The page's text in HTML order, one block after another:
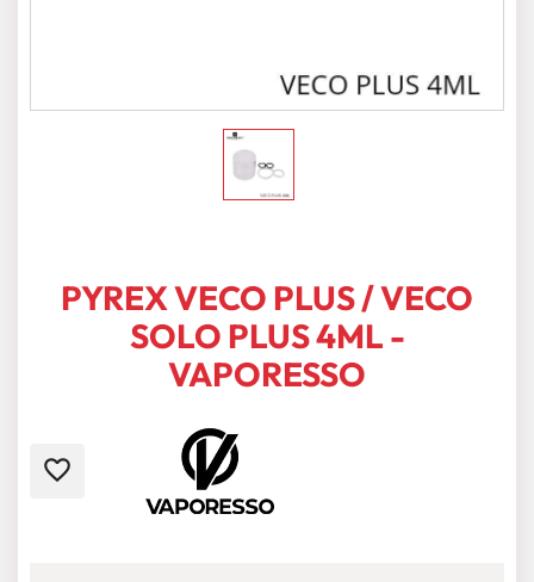
PYREX VECO PLUS / VECO
SOLO PLUS 4ML -
VAPORESSO
favorite_border